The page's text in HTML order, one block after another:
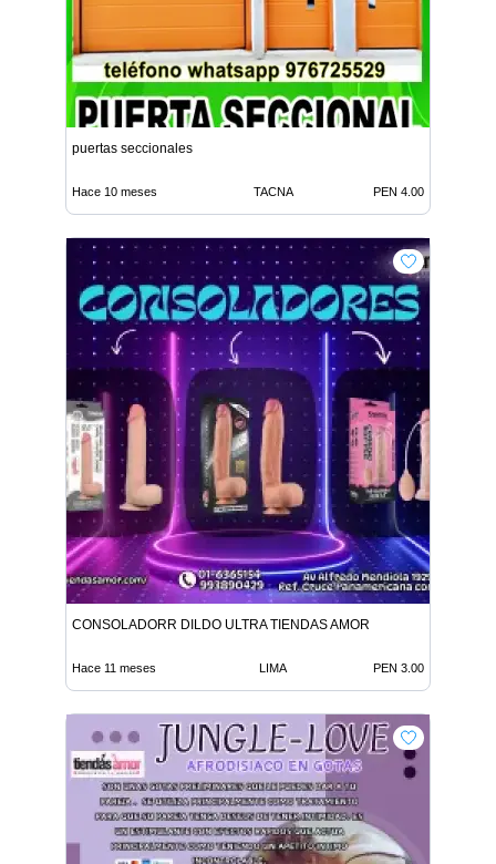
puertas seccionales
Hace 10 meses TACNA PEN 4.00
CONSOLADORR DILDO ULTRA TIENDAS AMOR
Hace 11 meses LIMA PEN 3.00